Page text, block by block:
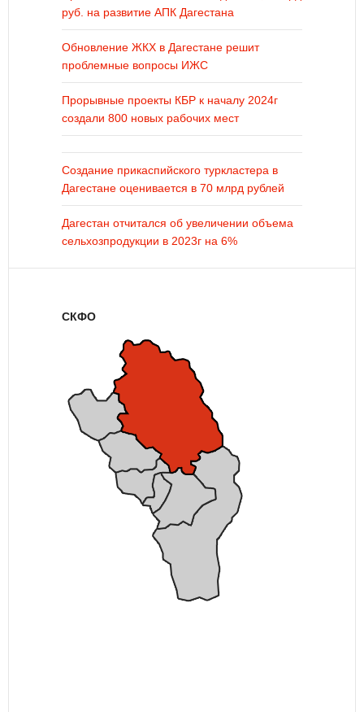
руб. на развитие АПК Дагестана
Обновление ЖКХ в Дагестане решит
проблемные вопросы ИЖС
Прорывные проекты КБР к началу 2024г
создали 800 новых рабочих мест
Создание прикаспийского туркластера в
Дагестане оценивается в 70 млрд рублей
Дагестан отчитался об увеличении объема
сельхозпродукции в 2023г на 6%
СКФО